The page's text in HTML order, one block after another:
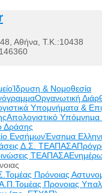
Αθήνα, Τ.Κ.:10438
Ίδρυση & Νομοθεσία
Οργανωτική
Υπομνήματα &
Απολογιστικό Υπόμνημα
Δράσης
ΕνσήμωνΈνσημα
Δ.Σ. ΤΕΑΠΑΣΑ
ΤΕΑΠΑΣΑ
Τομέας Πρόνοιας
Τομέας Προνοιας